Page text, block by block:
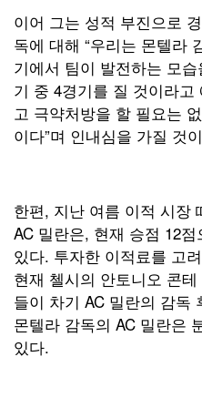
이어 그는 성적 부진으로
독에 대해 “우리는 몬텔라
기에서 팀이 발전하는 모
기 중 4경기를 질 것이라
고 극약처방을 할 필요는
이다”며 인내심을 가질 것
한편, 지난 여름 이적 시장
AC 밀란은, 현재 승점 12
있다. 투자한 이적료를 고
현재 첼시의 안토니오 콘
들이 차기 AC 밀란의 감독
몬텔라 감독의 AC 밀란은
있다.